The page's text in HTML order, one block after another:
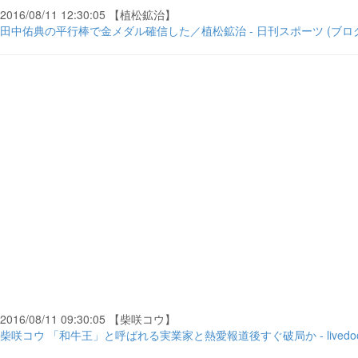
2016/08/11 12:30:05 【植松鉱治】
田中佑典の平行棒で金メダル確信した／植松鉱治 - 日刊スポーツ (ブロ
2016/08/11 09:30:05 【柴咲コウ】
柴咲コウ 「和牛王」と呼ばれる実業家と熱愛報道後すぐ破局か -